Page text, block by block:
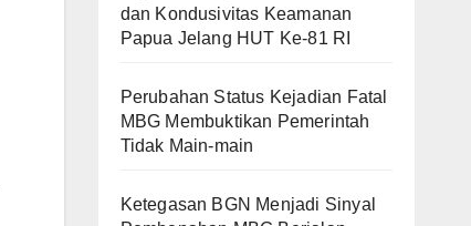
dan Kondusivitas Keamanan
Papua Jelang HUT Ke-81 RI
Perubahan Status Kejadian Fatal
MBG Membuktikan Pemerintah
Tidak Main-main
Ketegasan BGN Menjadi Sinyal